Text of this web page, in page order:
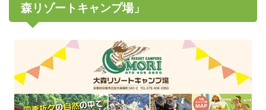
森リゾートキャンプ場」